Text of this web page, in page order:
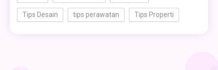
Tips Desain tips perawatan Tips Properti